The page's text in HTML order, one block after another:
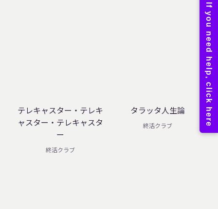
テレキャスター・テレキ
ャスター・テレキャスタ
ー
終活クラブ
タラッタ人生論
終活クラブ